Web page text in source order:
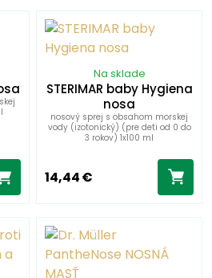
Na sklade
STERIMAR baby Hygiena
nosa
nosový sprej s obsahom morskej
vody (izotonický) (pre deti od 0 do
3 rokov) 1x100 ml
14,44 €